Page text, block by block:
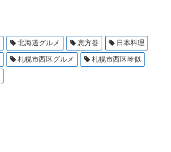
北海道グルメ 恵方巻
日本料理
札幌市西区グルメ
札幌市西区琴似